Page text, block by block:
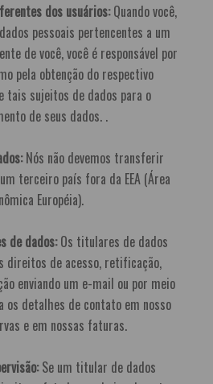
dos usuários:Quando você,
pessoais pertencentes a um
de você, você é responsável por
pela obtenção do respectivo
tais sujeitos de dados para o
de seus dados. .
Nós não devemos transferir
terceiro país fora da EEA (Área
Européia).
de dados:Os titulares de dados
direitos de acesso, retificação,
enviando um e-mail ou por meio
os detalhes de contato em nosso
e em nossas faturas.
Se um titular de dados